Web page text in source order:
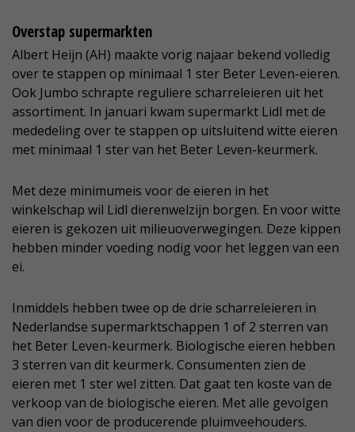
Overstap supermarkten
Albert Heijn (AH) maakte vorig najaar bekend volledig
over te stappen op minimaal 1 ster Beter Leven-eieren.
Ook Jumbo schrapte reguliere scharreleieren uit het
assortiment. In januari kwam supermarkt Lidl met de
mededeling over te stappen op uitsluitend witte eieren
met minimaal 1 ster van het Beter Leven-keurmerk.
Met deze minimumeis voor de eieren in het
winkelschap wil Lidl dierenwelzijn borgen. En voor witte
eieren is gekozen uit milieuoverwegingen. Deze kippen
hebben minder voeding nodig voor het leggen van een
ei.
Inmiddels hebben twee op de drie scharreleieren in
Nederlandse supermarktschappen 1 of 2 sterren van
het Beter Leven-keurmerk. Biologische eieren hebben
3 sterren van dit keurmerk. Consumenten zien de
eieren met 1 ster wel zitten. Dat gaat ten koste van de
verkoop van de biologische eieren. Met alle gevolgen
van dien voor de producerende pluimveehouders.